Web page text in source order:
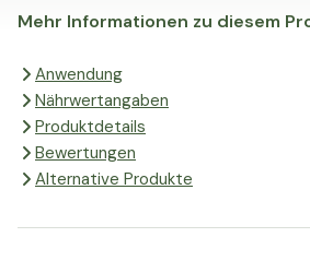
Mehr Informationen zu diesem
Anwendung
Nährwertangaben
Produktdetails
Bewertungen
Alternative Produkte